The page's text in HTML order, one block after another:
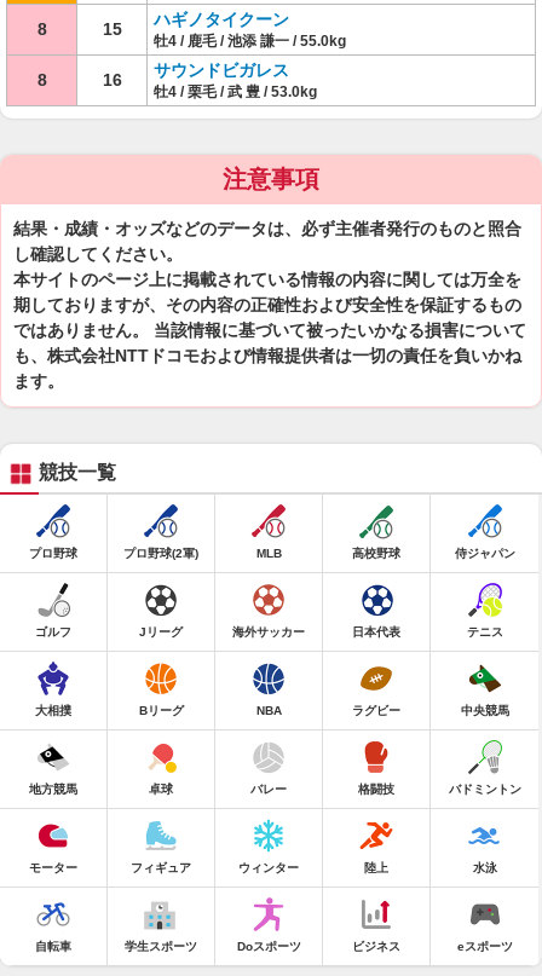
8 15 ハギノタイクーン
牡4 / 鹿毛 / 池添 謙一 / 55.0kg
8 16 サウンドビガレス
牡4 / 栗毛 / 武 豊 / 53.0kg
注意事項
結果・成績・オッズなどのデータは、必ず主催者発行のものと照合
し確認してください。
本サイトのページ上に掲載されている情報の内容に関しては万全を
期しておりますが、その内容の正確性および安全性を保証するもの
ではありません。 当該情報に基づいて被ったいかなる損害について
も、株式会社NTTドコモおよび情報提供者は一切の責任を負いかね
ます。
競技一覧
プロ野球 プロ野球(2軍) MLB 高校野球 侍ジャパン
ゴルフ Jリーグ 海外サッカー 日本代表 テニス
大相撲 Bリーグ NBA ラグビー 中央競馬
地方競馬 卓球 バレー 格闘技 バドミントン
モーター フィギュア ウィンター 陸上 水泳
自転車 学生スポーツ Doスポーツ ビジネス eスポーツ